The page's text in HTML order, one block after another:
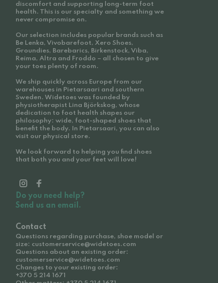
discomfort and supporting long-term foot
health. This is our specialty and something we
never compromise on.
Our selection includes popular brands such as
Be Lenka, Vivobarefoot, Xero Shoes,
Groundies, Barebarics, Birkenstock, Viba,
Reima, Altra and Froddo – all chosen to give
your toes plenty of room.
We ship quickly across Europe from our
warehouses in Pietarsaari and southern
Sweden. Widetoes was founded by
physiotherapist Lina Björkskog, whose
dedication to foot health shapes our
philosophy: wide, foot-shaped shoes that
benefit the body. In Pietarsaari, you can also
visit our physical store.
We look forward to helping you find shoes
that both you and your feet will love!
Do you need help?
Send us an email.
Contact
Questions regarding purchase, shoe model or
size: customerservice@widetoes.com
Questions about an existing order:
customerservice@widetoes.com
Changes to your existing order:
+370 5 214 1671